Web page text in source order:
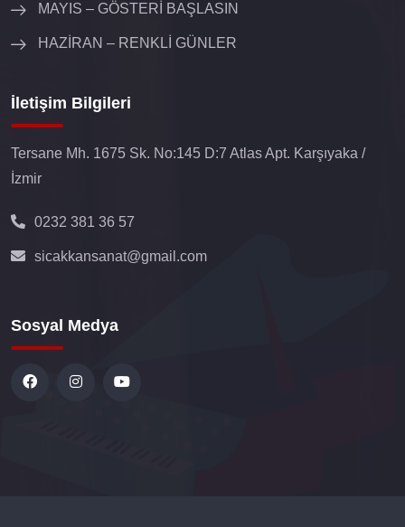
MAYIS – GÖSTERİ BAŞLASIN
HAZİRAN – RENKLİ GÜNLER
İletişim Bilgileri
Tersane Mh. 1675 Sk. No:145 D:7 Atlas Apt. Karşıyaka /
İzmir
0232 381 36 57
sicakkansanat@gmail.com
Sosyal Medya